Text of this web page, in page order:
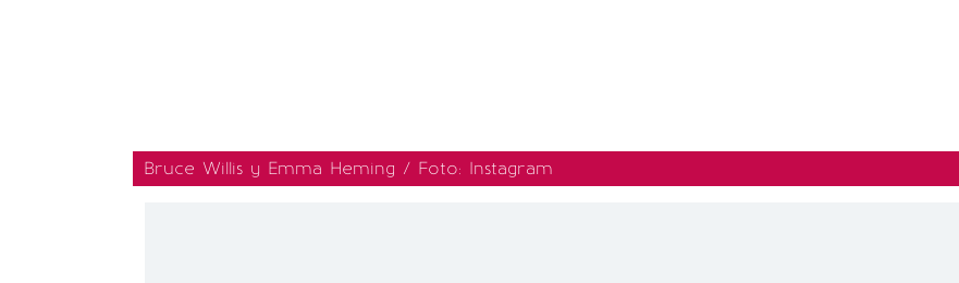
Bruce Willis y Emma Heming / Foto: Instagram